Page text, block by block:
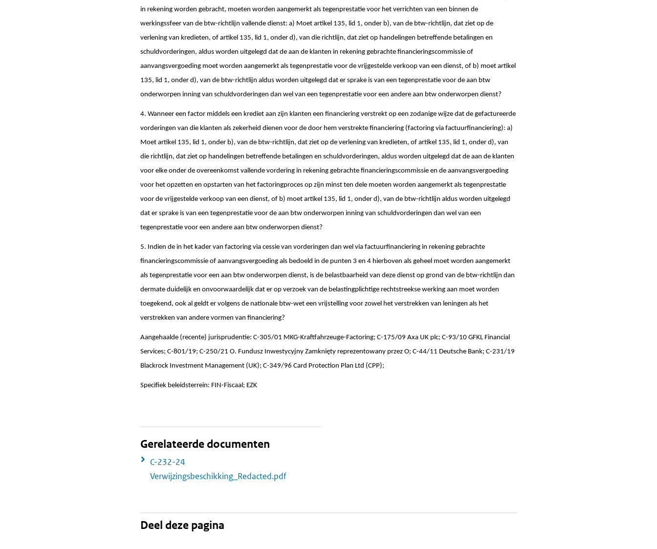
in rekening worden gebracht, moeten worden aangemerkt als tegenprestatie voor het verrichten van een binnen de
werkingssfeer van de btw-richtlijn vallende dienst: a) Moet artikel 135, lid 1, onder b), van de btw-richtlijn, dat ziet op de
verlening van kredieten, of artikel 135, lid 1, onder d), van die richtlijn, dat ziet op handelingen betreffende betalingen en
schuldvorderingen, aldus worden uitgelegd dat de aan de klanten in rekening gebrachte financieringscommissie of
aanvangsvergoeding moet worden aangemerkt als tegenprestatie voor de vrijgestelde verkoop van een dienst, of b) moet artikel
135, lid 1, onder d), van de btw-richtlijn aldus worden uitgelegd dat er sprake is van een tegenprestatie voor de aan btw
onderworpen inning van schuldvorderingen dan wel van een tegenprestatie voor een andere aan btw onderworpen dienst?
4. Wanneer een factor middels een krediet aan zijn klanten een financiering verstrekt op een zodanige wijze dat de gefactureerde
vorderingen van die klanten als zekerheid dienen voor de door hem verstrekte financiering (factoring via factuurfinanciering): a)
Moet artikel 135, lid 1, onder b), van de btw-richtlijn, dat ziet op de verlening van kredieten, of artikel 135, lid 1, onder d), van
die richtlijn, dat ziet op handelingen betreffende betalingen en schuldvorderingen, aldus worden uitgelegd dat de aan de klanten
voor elke onder de overeenkomst vallende vordering in rekening gebrachte financieringscommissie en de aanvangsvergoeding
voor het opzetten en opstarten van het factoringproces op zijn minst ten dele moeten worden aangemerkt als tegenprestatie
voor de vrijgestelde verkoop van een dienst, of b) moet artikel 135, lid 1, onder d), van de btw-richtlijn aldus worden uitgelegd
dat er sprake is van een tegenprestatie voor de aan btw onderworpen inning van schuldvorderingen dan wel van een
tegenprestatie voor een andere aan btw onderworpen dienst?
5. Indien de in het kader van factoring via cessie van vorderingen dan wel via factuurfinanciering in rekening gebrachte
financieringscommissie of aanvangsvergoeding als bedoeld in de punten 3 en 4 hierboven als geheel moet worden aangemerkt
als tegenprestatie voor een aan btw onderworpen dienst, is de belastbaarheid van deze dienst op grond van de btw-richtlijn dan
dermate duidelijk en onvoorwaardelijk dat er op verzoek van de belastingplichtige rechtstreekse werking aan moet worden
toegekend, ook al geldt er volgens de nationale btw-wet een vrijstelling voor zowel het verstrekken van leningen als het
verstrekken van andere vormen van financiering?
Aangehaalde (recente) jurisprudentie: C-305/01 MKG-Kraftfahrzeuge-Factoring; C-175/09 Axa UK plc; C-93/10 GFKL Financial
Services; C-801/19; C-250/21 O. Fundusz Inwestycyjny Zamknięty reprezentowany przez O; C-44/11 Deutsche Bank; C-231/19
Blackrock Investment Management (UK); C-349/96 Card Protection Plan Ltd (CPP);
Specifiek beleidsterrein: FIN-Fiscaal; EZK
Gerelateerde documenten
C-232-24
Verwijzingsbeschikking_Redacted.pdf
Deel deze pagina